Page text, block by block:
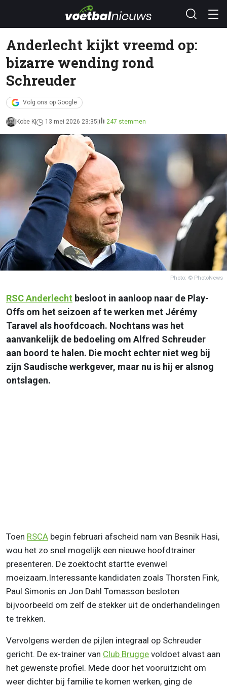
Anderlecht kijkt vreemd op:
bizarre wending rond
Schreuder
Volg ons op Google
Kobe K 13 mei 2026 23:35 247 stemmen
Photo: © PhotoNews
RSCAnderlecht besloot in aanloop naar de Play-
Offs om het seizoen af te werken met Jérémy
Taravel als hoofdcoach. Nochtans was het
aanvankelijk de bedoeling om Alfred Schreuder
aan boord te halen. Die mocht echter niet weg bij
zijn Saudische werkgever, maar nu is hij er alsnog
ontslagen.
Toen RSCA begin februari afscheid nam van Besnik Hasi,
wou het zo snel mogelijk een nieuwe hoofdtrainer
presenteren. De zoektocht startte evenwel
moeizaam.Interessante kandidaten zoals Thorsten Fink,
Paul Simonis en Jon Dahl Tomasson besloten
bijvoorbeeld om zelf de stekker uit de onderhandelingen
te trekken.
Vervolgens werden de pijlen integraal op Schreuder
gericht. De ex-trainer van Club Brugge voldoet alvast aan
het gewenste profiel. Mede door het vooruitzicht om
weer dichter bij familie te komen werken, ging de